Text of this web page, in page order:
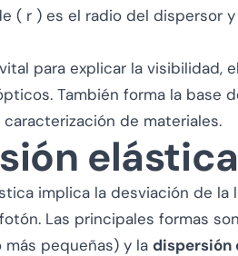
( r ) es el radio del dispersor
para explicar la
También forma la base
de materiales.
elástica
implica la desviación de
Las principales formas
pequeñas) y la dispersión